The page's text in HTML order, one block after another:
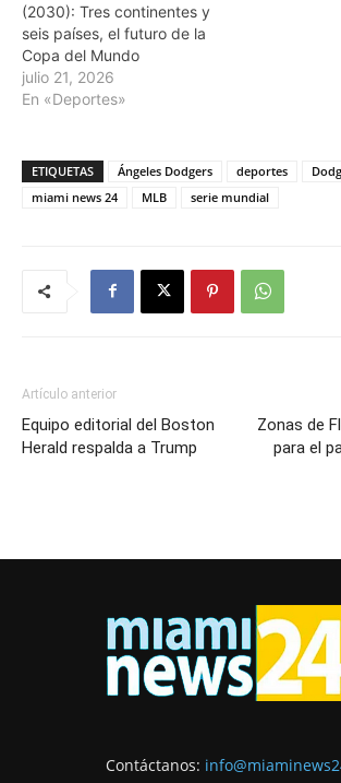
(2030): Tres continentes y
seis países, el futuro de la
Copa del Mundo
julio 21, 2026
En «Deportes»
ETIQUETAS Ángeles Dodgers deportes
miami news 24
MLB serie mundial
Artículo anterior
Equipo editorial del Boston
Herald respalda a Trump
Zonas de
para el
Contáctanos: